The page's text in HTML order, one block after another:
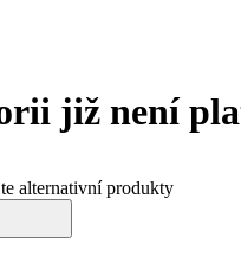
již není
alternativní produkty